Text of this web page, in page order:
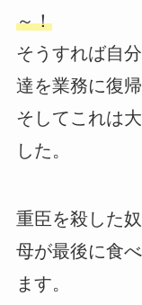
～！
そうすれば自
達を業務に復
そしてこれは
した。
重臣を殺した
母が最後に食
ます。